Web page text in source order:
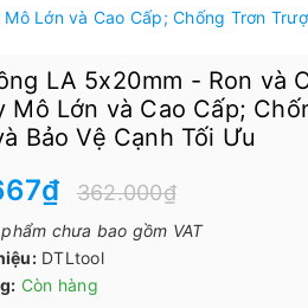
Lớn và Cao Cấp; Chống Trơn
LA 5x20mm - Ron và
Mô Lớn và Cao Cấp;
Bảo Vệ Cạnh Tối Ưu
362.000₫
chưa bao gồm VAT
DTLtool
Còn hàng